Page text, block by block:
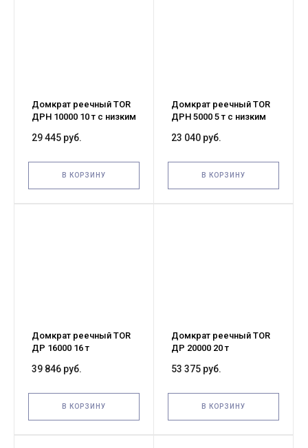
Домкрат реечный TOR
ДРН 10000 10 т с низким
29 445 руб.
В КОРЗИНУ
Домкрат реечный TOR
ДРН 5000 5 т с низким
23 040 руб.
В КОРЗИНУ
Домкрат реечный TOR
ДР 16000 16 т
39 846 руб.
В КОРЗИНУ
Домкрат реечный TOR
ДР 20000 20 т
53 375 руб.
В КОРЗИНУ